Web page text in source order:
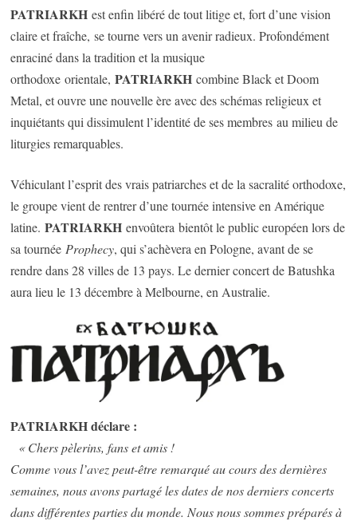
PATRIARKH est enfin libéré de tout litige et, fort d’une vision
claire et fraîche, se tourne vers un avenir radieux. Profondément
enraciné dans la tradition et la musique
orthodoxe orientale,PATRIARKH combine Black et Doom
Metal, et ouvre une nouvelle ère avec des schémas religieux et
inquiétants qui dissimulent l’identité de ses membres au milieu de
liturgies remarquables.
Véhiculant l’esprit des vrais patriarches et de la sacralité orthodoxe,
le groupe vient de rentrer d’une tournée intensive en Amérique
latine.PATRIARKH envoûtera bientôt le public européen lors de
sa tournéeProphecy, qui s’achèvera en Pologne, avant de se
rendre dans 28 villes de 13 pays. Le dernier concert de Batushka
aura lieu le 13 décembre à Melbourne, en Australie.
PATRIARKH déclare :
« Chers pèlerins, fans et amis !
Comme vous l’avez peut-être remarqué au cours des dernières
semaines, nous avons partagé les dates de nos derniers concerts
dans différentes parties du monde. Nous nous sommes préparés à